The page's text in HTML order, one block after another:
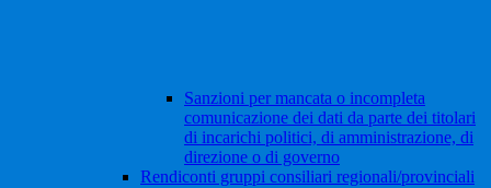
Sanzioni per mancata o incompleta
comunicazione dei dati da parte dei titolari
di incarichi politici, di amministrazione, di
direzione o di governo
Rendiconti gruppi consiliari regionali/provinciali